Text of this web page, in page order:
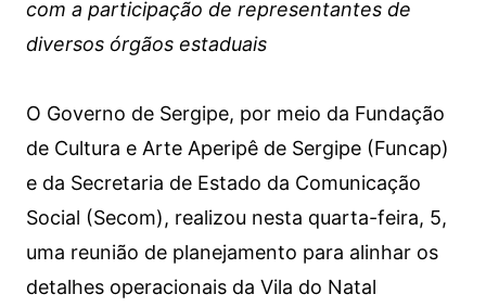
com a participação de representantes de
diversos órgãos estaduais
O Governo de Sergipe, por meio da Fundação
de Cultura e Arte Aperipê de Sergipe (Funcap)
e da Secretaria de Estado da Comunicação
Social (Secom), realizou nesta quarta-feira, 5,
uma reunião de planejamento para alinhar os
detalhes operacionais da Vila do Natal